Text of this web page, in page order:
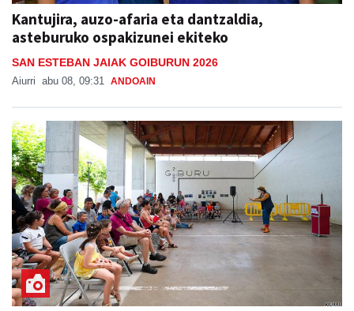
Kantujira, auzo-afaria eta dantzaldia,
asteburuko ospakizunei ekiteko
SAN ESTEBAN JAIAK GOIBURUN 2026
Aiurri abu 08, 09:31 ANDOAIN